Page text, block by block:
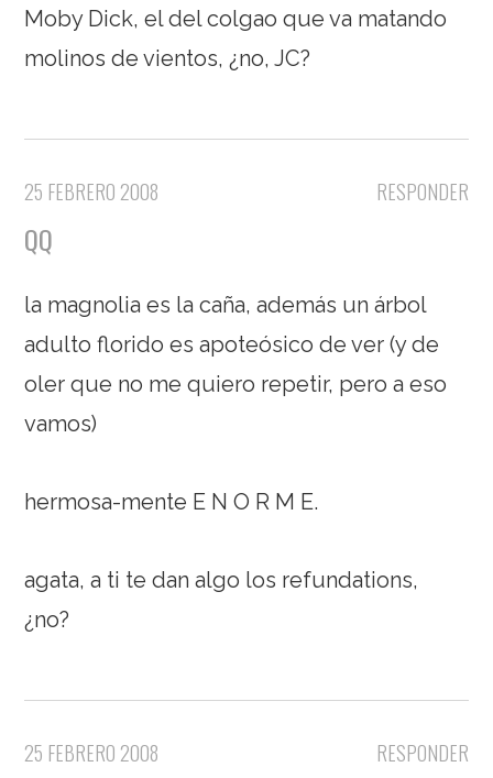
Moby Dick, el del colgao que va matando
molinos de vientos, ¿no, JC?
RESPONDER
25 FEBRERO 2008
QQ
la magnolia es la caña, además un árbol
adulto florido es apoteósico de ver (y de
oler que no me quiero repetir, pero a eso
vamos)
hermosa-mente E N O R M E.
agata, a ti te dan algo los refundations,
¿no?
RESPONDER
25 FEBRERO 2008